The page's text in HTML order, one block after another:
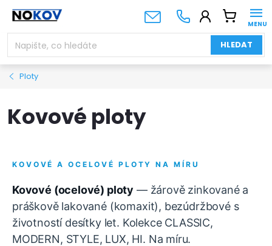
Přejít
obsah
HLEDAT
NÁKUPNÍ
KOŠÍK
Ploty
Kovové ploty
KOVOVÉ A OCELOVÉ PLOTY NA MÍRU
Kovové (ocelové) ploty — žárově zinkované a
práškově lakované (komaxit), bezúdržbové s
životností desítky let. Kolekce CLASSIC,
MODERN, STYLE, LUX, HI. Na míru.